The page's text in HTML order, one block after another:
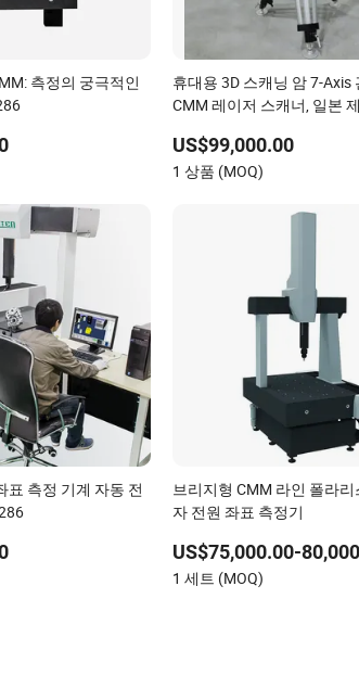
측정의 궁극적인
휴대용 3D 스캐닝 암 7-Axis
CMM 레이저 스캐너, 일본
US$99,000.00
1 상품 (MOQ)
표 측정 기계 자동 전
브리지형 CMM 라인 폴라리
자 전원 좌표 측정기
US$75,000.00-
1 세트 (MOQ)